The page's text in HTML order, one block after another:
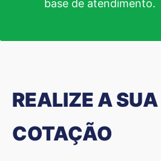
base de atendimento.
REALIZE A SUA
COTAÇÃO